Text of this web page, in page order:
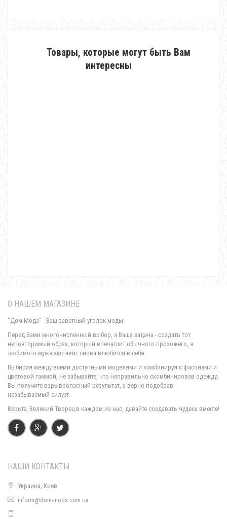
Товары, которые могут быть Вам
интересны
Вечернее гипюровое платье с коротким рукавом
740.00грн.
О НАШЕМ МАГАЗИНЕ
"Дом-Мода" - Ваш заветный уголок моды.
Перед Вами многочисленный выбор, а Ваша задача - создать тот
неповторимый образ, который впечатлит обычного прохожего, а
любимого мужа заставит снова влюбится в себя.
Выбирая между всеми доступными моделями и комбинируя с фасонами и
цветовой гаммой, не забывайте, что неправильно скомбинировав одежду,
Вы получите взрывоопасный результат, а верно подобрав -
незабываемый силуэт.
Верьте, Великий Творец в каждом из нас, давайте создавать чудеса вместе!
НАШИ КОНТАКТЫ
Украина, Киев
inform@dom-moda.com.ua